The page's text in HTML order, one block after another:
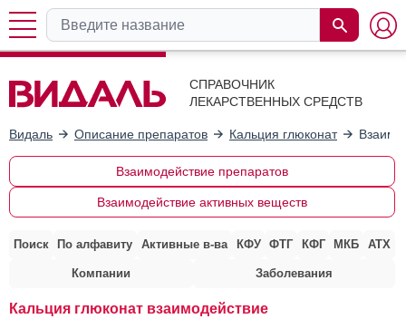
СПРАВОЧНИК
ЛЕКАРСТВЕННЫХ СРЕДСТВ
Видаль Описание препаратов Кальция глюконат
Взаимодействие препаратов
Взаимодействие активных веществ
Поиск По алфавиту Активные в-ва КФУ ФТГ КФГ МКБ АТХ
Компании Заболевания
Кальция глюконат взаимодействие